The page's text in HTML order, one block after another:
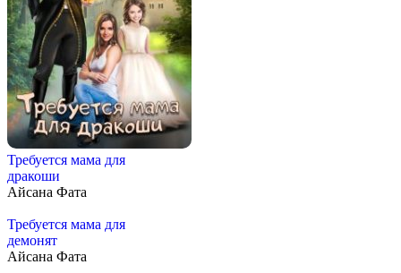
Требуется мама для
дракоши
Айсана Фата
Требуется мама для
демонят
Айсана Фата